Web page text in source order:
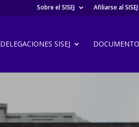
Sobre el SISEJ Afiliarse al SISEJ
DELEGACIONES SISEJ